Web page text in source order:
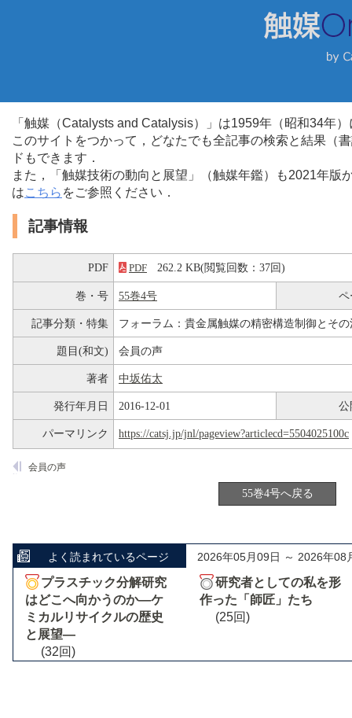
「触媒（Catalysts and Catalysis）」は1959年（昭和34年
このサイトをつかって，どなたでも全記事の検索と結果（
ドもできます．
また，「触媒技術の動向と展望」（触媒年鑑）も2021年
はこちら をご参照ください．
記事情報
PDF PDF 262.2 KB(閲覧回数：37回)
巻・号 55巻4号 ペ
記事分類・特集 フォーラム：貴金属触媒の精密構造制御とその
題目(和文) 会員の声
著者 中坂佑太
発行年月日 2016-12-01 公
パーマリンク https://catsj.jp/jnl/pageview?articlecd=5504025100c
会員の声
55巻4号へ戻る
よく読まれているページ 2026年05月09日 ～ 2026年08
プラスチック分解研究
はどこへ向かうのか―ケ
ミカルリサイクルの歴史
と展望―
(32回)
研究者としての私を形
作った「師匠」たち
(25回)